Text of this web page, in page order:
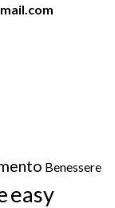
Benessere
easy